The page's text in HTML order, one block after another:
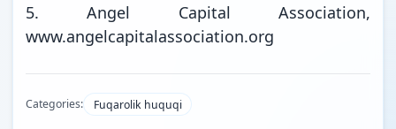
5. Angel Capital Association,
www.angelcapitalassociation.org
Categories: Fuqarolik huquqi